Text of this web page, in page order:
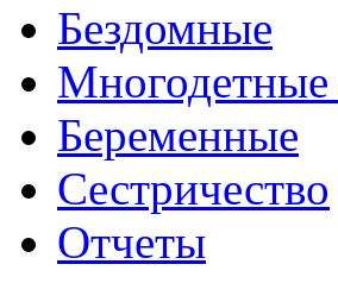
Бездомные
Многодетные
Беременные
Сестричество
Отчеты